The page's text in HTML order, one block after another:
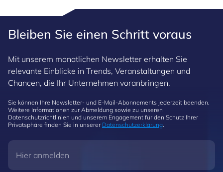
Bleiben Sie einen Schritt voraus
Mit unserem monatlichen Newsletter erhalten Sie
relevante Einblicke in Trends, Veranstaltungen und
Chancen, die Ihr Unternehmen voranbringen.
Sie können Ihre Newsletter- und E-Mail-Abonnements jederzeit beenden.
Weitere Informationen zur Abmeldung sowie zu unseren
Datenschutzrichtlinien und unserem Engagement für den Schutz Ihrer
Privatsphäre finden Sie in unserer Datenschutzerklärung.